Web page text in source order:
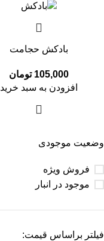
وضعیت موجودی
فروش ویژه
موجود در انبار
فیلتر براساس قیمت:
بادکش حجامت
105,000 تومان
افزودن به سبد خرید